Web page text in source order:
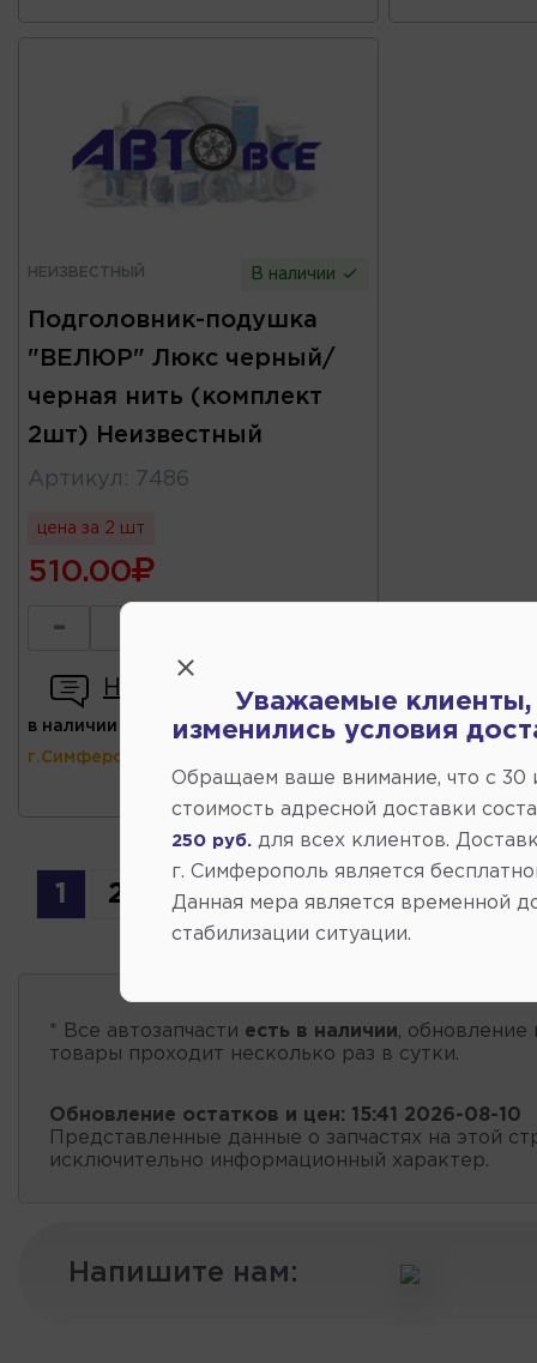
НЕИЗВЕСТНЫЙ В наличии
Подголовник-подушка
"ВЕЛЮР" Люкс черный/
черная нить (комплект
2шт) Неизвестный
Артикул : 7486
цена за 2 шт
510.00
-
Написать отзыв
в наличии (ул.Коммунальная 43,
г.Симферополь)
1 2 3 4
* Все автозапчасти есть в наличии, обновление
товары проходит несколько раз в сутки.
Обновление остатков и цен: 15:41 2026-08-10
Представленные данные о запчастях на этой
исключительно информационный характер.
Напишите нам:
Уважаемые клиенты,
изменились условия
Обращаем ваше внимание, что c 30
стоимость адресной доставки
250 руб.
для всех клиентов.
г. Симферополь является
Данная мера является временной
стабилизации ситуации.